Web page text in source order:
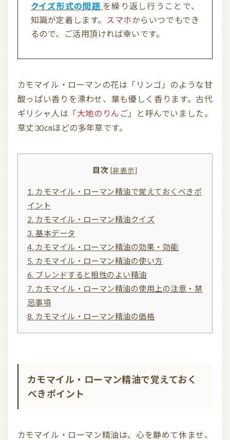
全ての商品
プライバシーポリシー
クイズ形式の問題 を繰り返し行うことで、
知識が定着します。
スマホからいつでもでき
るので、ご活用頂ければ幸いです。
カモマイル・ローマンの花は「リンゴ」のような甘
酸っぱい香りを漂わせ、葉も優しく香ります。古代
ギリシャ人は「大地のりんご 」と呼んでいました。
草丈30㎝ほどの多年草です。
目次 [非表示]
1. カモマイル・ローマン精油で覚えておくべきポ
イント
2. カモマイル・ローマン精油クイズ
3. 基本データ
4. カモマイル・ローマン精油の効果・効能
5. カモマイル・ローマン精油の使い方
6. ブレンドすると相性のよい精油
7. カモマイル・ローマン精油の使用上の注意・禁
忌事項
8. カモマイル・ローマン精油の価格
カモマイル・ローマン精油で覚えておく
べきポイント
カモマイル・ローマン精油は、心を静めて休ませ、